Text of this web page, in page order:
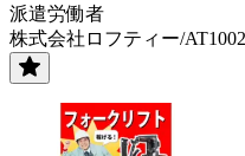
派遣労働者
株式会社ロフティー/